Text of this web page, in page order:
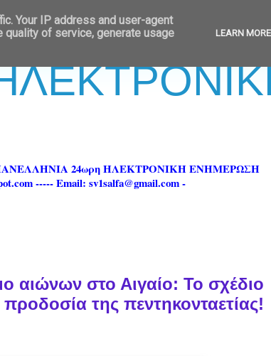
24ωρη ΗΛΕΚΤΡΟΝΙΚΗ ΕΝΗΜΕΡΩΣΗ
----- Email: sv1salfa@gmail.com -
αιώνων στο Αιγαίο: Το σχέδιο
της πεντηκονταετίας!
Your IP address and user-agent
quality of service, generate usage
LEARN MORE